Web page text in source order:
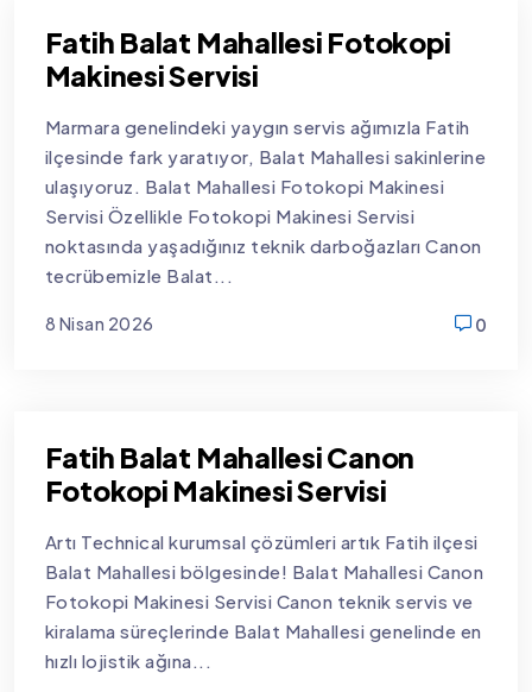
Fatih Balat Mahallesi Fotokopi
Makinesi Servisi
Marmara genelindeki yaygın servis ağımızla Fatih
ilçesinde fark yaratıyor, Balat Mahallesi sakinlerine
ulaşıyoruz. Balat Mahallesi Fotokopi Makinesi
Servisi Özellikle Fotokopi Makinesi Servisi
noktasında yaşadığınız teknik darboğazları Canon
tecrübemizle Balat...
8 Nisan 2026
0
Fatih Balat Mahallesi Canon
Fotokopi Makinesi Servisi
Artı Technical kurumsal çözümleri artık Fatih ilçesi
Balat Mahallesi bölgesinde! Balat Mahallesi Canon
Fotokopi Makinesi Servisi Canon teknik servis ve
kiralama süreçlerinde Balat Mahallesi genelinde en
hızlı lojistik ağına...